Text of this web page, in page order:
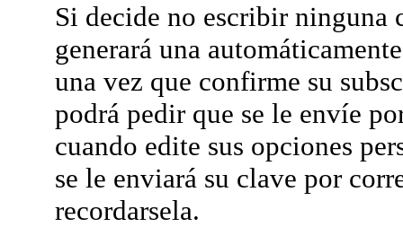
Si decide no escribir ninguna
generará una
una vez que confirme su
podrá pedir que se le envíe
cuando edite sus opciones
se le enviará su clave por
recordarsela.